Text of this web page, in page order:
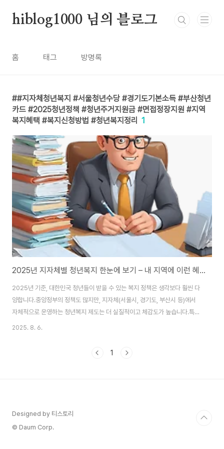
hiblog1000 님의 블로그
홈 태그 방명록
#지자체청년복지 #서울청년수당 #경기도기본소득 #부산청년
카드 #2025청년정책 #청년주거지원금 #면접정장지원 #지역
복지혜택 #복지신청방법 #청년복지정리 1
2025년 지자체별 청년복지 한눈에 보기 – 내 지역에 이런 혜택이 있었다고?
2025년 기준, 대한민국 청년들이 받을 수 있는 복지 정책은 생각보다 훨씬 다
양합니다.중앙정부의 정책도 많지만, 지자체(서울시, 경기도, 부산시 등)에서
자체적으로 운영하는 청년복지 제도는 더 실질적이고 체감도가 높습니다.특히
월세 지원, 구직 지원금, 교통비 환급, 면접 정장 대여, 기본소득 지급 등 지역
야만 정확한 정보를 찾을 수 있다는 점이죠.이 글에서는 주요 광역 지자체에서
2025. 8. 6.
1
Designed by 티스토리
© Daum Corp.